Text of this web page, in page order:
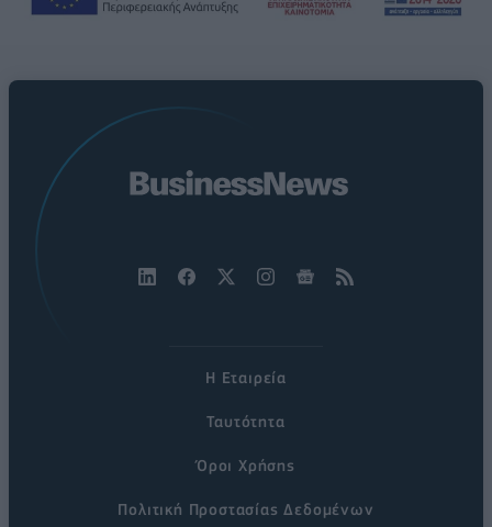
Η Εταιρεία
Ταυτότητα
Όροι Χρήσης
Πολιτική Προστασίας Δεδομένων